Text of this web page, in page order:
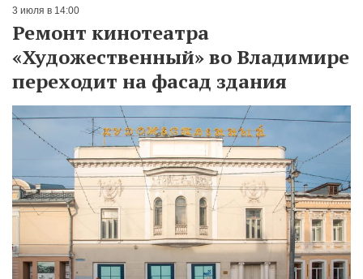
3 июля в 14:00
Ремонт кинотеатра
«Художественный» во Владимире
переходит на фасад здания